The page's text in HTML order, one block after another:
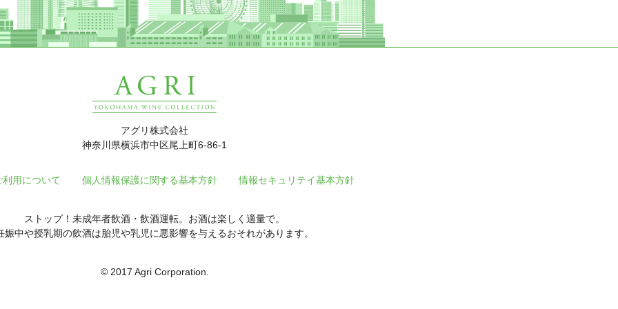
アグリ株式会社
神奈川県横浜市中区尾上町6-86-1
用について 個人情報保護に関する基本方針 情報セキュリテイ基本方針
ストップ！未成年者飲酒・飲酒運転。お酒は楽しく適量で。
娠中や授乳期の飲酒は胎児や乳児に悪影響を与えるおそれがあります。
© 2017 Agri Corporation.